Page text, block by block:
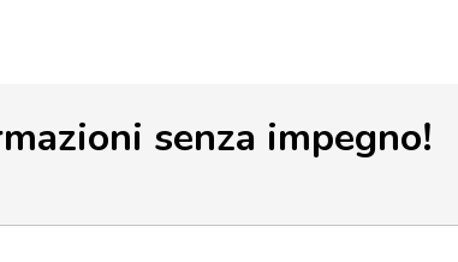
senza impegno!